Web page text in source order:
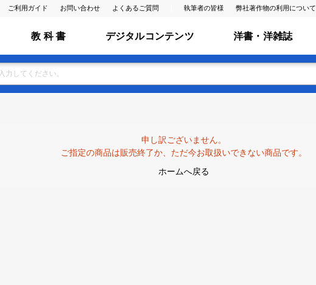
ご利用ガイド お問い合わせ よくあるご質問 執筆者の皆様 弊社著作物の利用について
教 科 書 デジタルコンテンツ 洋書・洋雑誌
申し訳ございません。
ご指定の商品は販売終了か、ただ今お取扱いできない商品です。
ホームへ戻る